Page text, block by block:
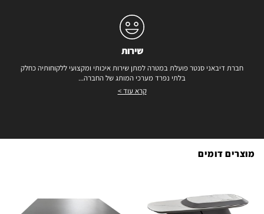
שירות
חברת דיבאני סנטר פועלת במטרה למתן שירות איכותי ומקצועי ללקוחותיה כחלק
בלתי נפרד מערכי המותג של החברה...
קרא עוד >
מוצרים דומים